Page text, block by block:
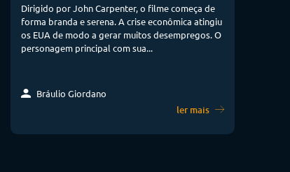
Dirigido por John Carpenter, o filme começa de
forma branda e serena. A crise econômica atingiu
os EUA de modo a gerar muitos desempregos. O
personagem principal com sua...
Bráulio Giordano
ler mais